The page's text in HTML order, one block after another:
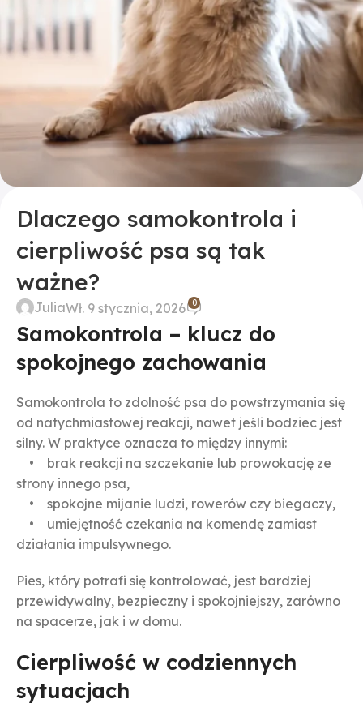
Dlaczego samokontrola i
cierpliwość psa są tak
ważne?
JuliaWł. 9 stycznia, 2026 0
Samokontrola – klucz do
spokojnego zachowania
Samokontrola to zdolność psa do powstrzymania się
od natychmiastowej reakcji, nawet jeśli bodziec jest
silny. W praktyce oznacza to między innymi:
• brak reakcji na szczekanie lub prowokację ze
strony innego psa,
• spokojne mijanie ludzi, rowerów czy biegaczy,
• umiejętność czekania na komendę zamiast
działania impulsywnego.
Pies, który potrafi się kontrolować, jest bardziej
przewidywalny, bezpieczny i spokojniejszy, zarówno
na spacerze, jak i w domu.
Cierpliwość w codziennych
sytuacjach